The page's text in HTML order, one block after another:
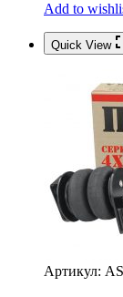
Add to
Quick View
Артикул: